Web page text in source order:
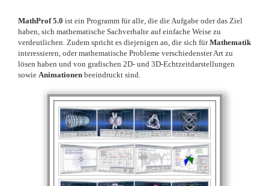
MathProf 5.0 ist ein Programm für alle, die die Aufgabe oder das Ziel
haben, sich mathematische Sachverhalte auf einfache Weise zu
verdeutlichen. Zudem spricht es diejenigen an, die sich fürMathematik
interessieren, oder mathematische Probleme verschiedenster Art zu
lösen haben und von grafischen 2D- und 3D-Echtzeitdarstellungen
sowie Animationen beeindruckt sind.